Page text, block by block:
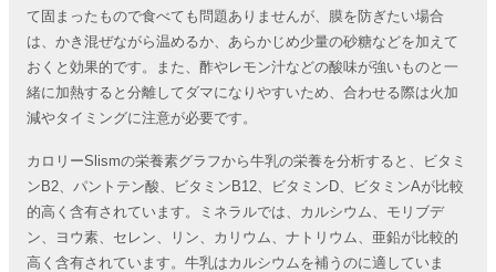
て固まったもので食べても問題ありませんが、膜を防ぎたい場合
は、かき混ぜながら温めるか、あらかじめ少量の砂糖などを加えて
おくと効果的です。また、酢やレモン汁などの酸味が強いものと一
緒に加熱すると分離してダマになりやすいため、合わせる際は火加
減やタイミングに注意が必要です。
カロリーSlismの栄養素グラフから牛乳の栄養を分析すると、ビタミ
ンB2、パントテン酸、ビタミンB12、ビタミンD、ビタミンAが比較
的高く含有されています。ミネラルでは、カルシウム、モリブデ
ン、ヨウ素、セレン、リン、カリウム、ナトリウム、亜鉛が比較的
高く含有されています。牛乳はカルシウムを補うのに適していま